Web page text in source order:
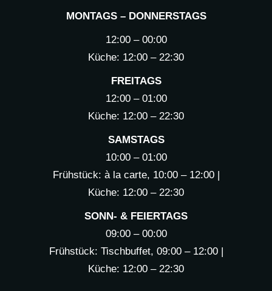
MONTAGS – DONNERSTAGS
12:00 – 00:00
Küche: 12:00 – 22:30
FREITAGS
12:00 – 01:00
Küche: 12:00 – 22:30
SAMSTAGS
10:00 – 01:00
Frühstück: à la carte, 10:00 – 12:00 |
Küche: 12:00 – 22:30
SONN- & FEIERTAGS
09:00 – 00:00
Frühstück: Tischbuffet, 09:00 – 12:00 |
Küche: 12:00 – 22:30